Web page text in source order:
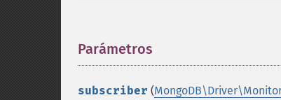
Parámetros
subscriber (